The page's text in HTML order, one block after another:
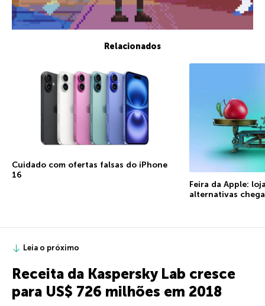
Relacionados
Cuidado com ofertas falsas do iPhone
16
Feira da Apple:
alternativas
Leia o próximo
Receita da Kaspersky Lab cresce
para US$ 726 milhões em 2018